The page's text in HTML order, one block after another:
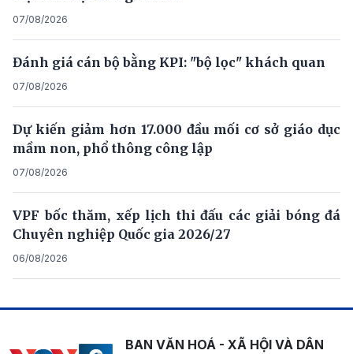
07/08/2026
Đánh giá cán bộ bằng KPI: "bộ lọc" khách quan
07/08/2026
Dự kiến giảm hơn 17.000 đầu mối cơ sở giáo dục
mầm non, phổ thông công lập
07/08/2026
VPF bốc thăm, xếp lịch thi đấu các giải bóng đá
Chuyên nghiệp Quốc gia 2026/27
06/08/2026
BAN VĂN HOÁ - XÃ HỘI VÀ DÂN